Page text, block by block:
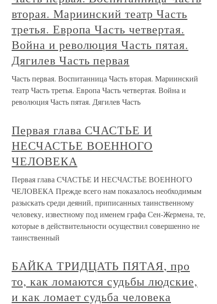
вторая. Мариинский театр Часть
третья. Европа Часть четвертая.
Война и революция Часть пятая.
Дягилев Часть первая
Часть первая. Воспитанница Часть вторая. Мариинский
театр Часть третья. Европа Часть четвертая. Война и
революция Часть пятая. Дягилев Часть
Первая глава СЧАСТЬЕ И
НЕСЧАСТЬЕ ВОЕННОГО
ЧЕЛОВЕКА
Первая глава СЧАСТЬЕ И НЕСЧАСТЬЕ ВОЕННОГО
ЧЕЛОВЕКА Прежде всего нам показалось необходимым
разыскать среди деяний, приписанных таинственному
человеку, известному под именем графа Сен-Жермена, те,
которые в действительности осуществил совершенно не
таинственный
БАЙКА ТРИДЦАТЬ ПЯТАЯ, про
то, как ломаются судьбы людские,
и как ломает судьба человека